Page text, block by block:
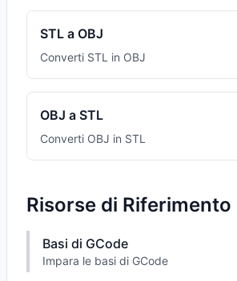
STL a OBJ
Converti STL in OBJ
OBJ a STL
Converti OBJ in STL
Risorse di Riferimento
Basi di GCode
Impara le basi di GCode